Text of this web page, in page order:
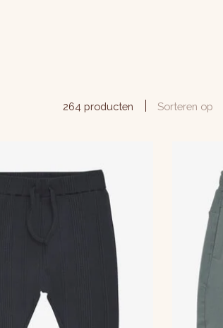
264 producten Sorteren op